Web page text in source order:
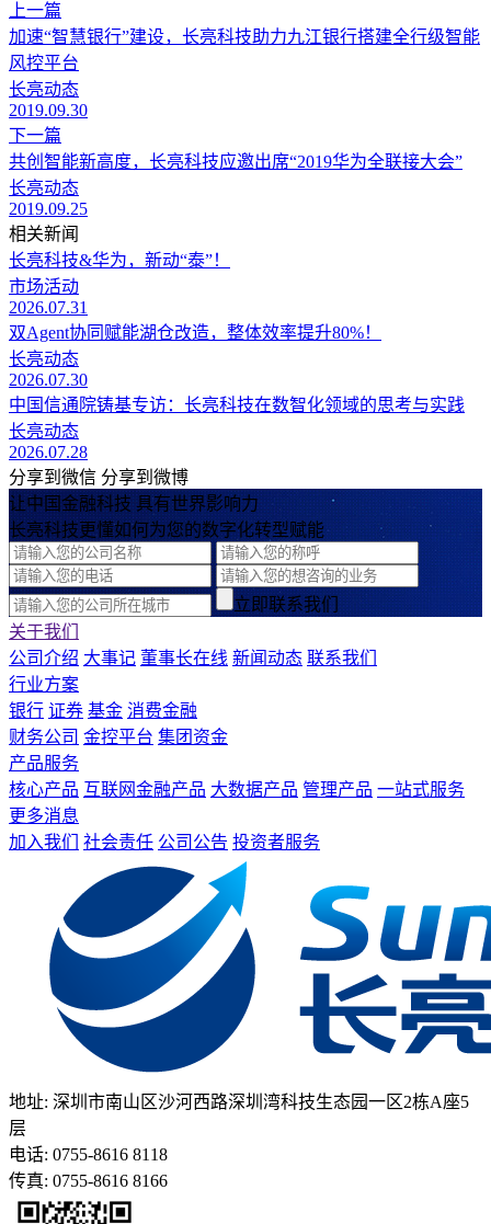
上一篇
加速“智慧银行”建设，长亮科技助力九江银行搭建全行级智能
风控平台
长亮动态
2019.09.30
下一篇
共创智能新高度，长亮科技应邀出席“2019华为全联接大会”
长亮动态
2019.09.25
相关新闻
长亮科技&华为，新动“泰”！
市场活动
2026.07.31
双Agent协同赋能湖仓改造，整体效率提升80%！
长亮动态
2026.07.30
中国信通院铸基专访：长亮科技在数智化领域的思考与实践
长亮动态
2026.07.28
分享到微信 分享到微博
让中国金融科技 具有世界影响力
长亮科技更懂如何为您的数字化转型赋能
立即联系我们
关于我们
公司介绍 大事记 董事长在线 新闻动态 联系我们
行业方案
银行 证券 基金 消费金融
财务公司 金控平台 集团资金
产品服务
核心产品 互联网金融产品 大数据产品 管理产品 一站式服务
更多消息
加入我们
社会责任 公司公告 投资者服务
地址: 深圳市南山区沙河西路深圳湾科技生态园一区2栋A座5
层
电话: 0755-8616 8118
传真: 0755-8616 8166